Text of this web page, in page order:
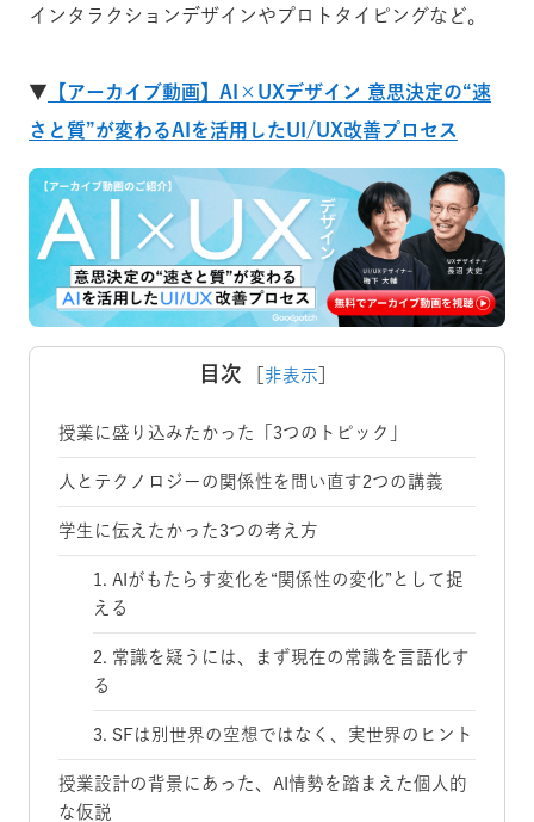
インタラクションデザインやプロトタイピングなど。
▼ 【アーカイブ動画】AI×UXデザイン 意思決定の“速
さと質”が変わるAIを活用したUI/UX改善プロセス
目次 非表示
授業に盛り込みたかった「3つのトピック」
人とテクノロジーの関係性を問い直す2つの講義
学生に伝えたかった3つの考え方
1. AIがもたらす変化を“関係性の変化”として捉
える
2. 常識を疑うには、まず現在の常識を言語化す
る
3. SFは別世界の空想ではなく、実世界のヒント
授業設計の背景にあった、AI情勢を踏まえた個人的
な仮説